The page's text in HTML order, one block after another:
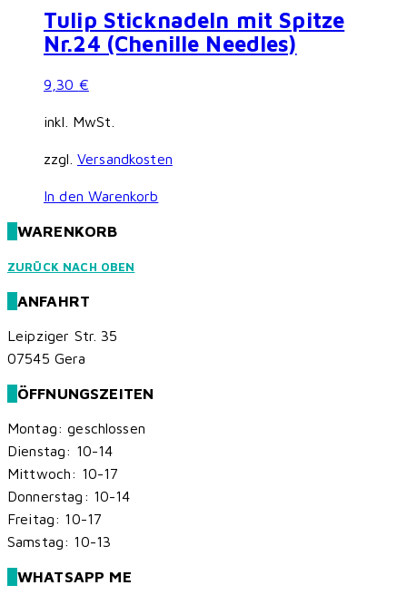
Tulip Sticknadeln mit Spitze
Nr.24 (Chenille Needles)
9,30 €
inkl. MwSt.
zzgl. Versandkosten
In den Warenkorb
WARENKORB
ZURÜCK NACH OBEN
ANFAHRT
Leipziger Str. 35
07545 Gera
ÖFFNUNGSZEITEN
Montag: geschlossen
Dienstag: 10-14
Mittwoch: 10-17
Donnerstag: 10-14
Freitag: 10-17
Samstag: 10-13
WHATSAPP ME